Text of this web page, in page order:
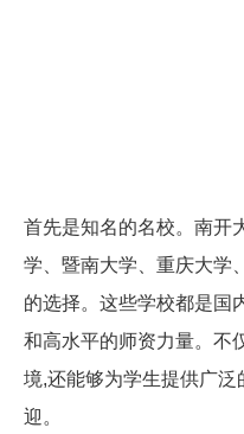
首先是知名的名校。南开
学、暨南大学、重庆大学
的选择。这些学校都是国
和高水平的师资力量。不
境,还能够为学生提供广
迎。